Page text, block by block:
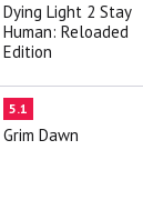
Dying Light 2 Stay
Human: Reloaded
Edition
5.1
Grim Dawn